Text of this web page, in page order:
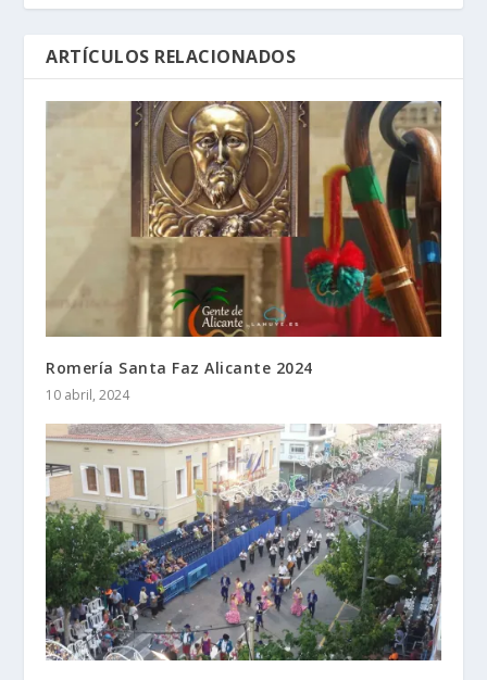
ARTÍCULOS RELACIONADOS
Romería Santa Faz Alicante 2024
10 abril, 2024